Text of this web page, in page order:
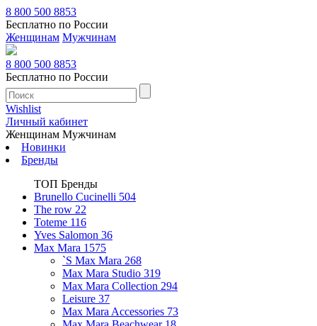
8 800 500 8853
Бесплатно по России
Женщинам Мужчинам
8 800 500 8853
Бесплатно по России
Wishlist
Личный кабинет
Женщинам Мужчинам
Новинки
Бренды
ТОП Бренды
Brunello Cucinelli 504
The row 22
Toteme 116
Yves Salomon 36
Max Mara 1575
`S Max Mara 268
Max Mara Studio 319
Max Mara Collection 294
Leisure 37
Max Mara Accessories 73